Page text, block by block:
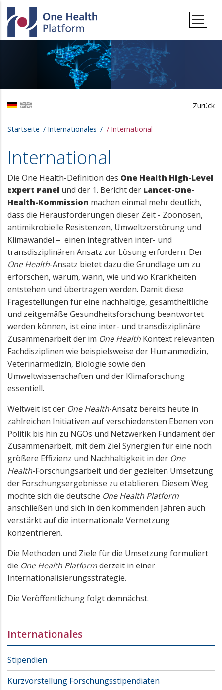
Direkt zum Inhalt
Zurück
Pfadnavigation
Startseite Internationales International
International
Die One Health-Definition des One Health High-Level
Expert Panel und der 1. Bericht der Lancet-One-
Health-Kommission machen einmal mehr deutlich,
dass die Herausforderungen dieser Zeit - Zoonosen,
antimikrobielle Resistenzen, Umweltzerstörung und
Klimawandel – einen integrativen inter- und
transdisziplinären Ansatz zur Lösung erfordern. Der
One Health-Ansatz bietet dazu die Grundlage um zu
erforschen, warum, wann, wie und wo Krankheiten
entstehen und übertragen werden. Damit diese
Fragestellungen für eine nachhaltige, gesamtheitliche
und zeitgemäße Gesundheitsforschung beantwortet
werden können, ist eine inter- und transdisziplinäre
Zusammenarbeit der im One Health Kontext relevanten
Fachdisziplinen wie beispielsweise der Humanmedizin,
Veterinärmedizin, Biologie sowie den
Umweltwissenschaften und der Klimaforschung
essentiell.
Weltweit ist der One Health-Ansatz bereits heute in
zahlreichen Initiativen auf verschiedensten Ebenen von
Politik bis hin zu NGOs und Netzwerken Fundament der
Zusammenarbeit, mit dem Ziel Synergien für eine noch
größere Effizienz und Nachhaltigkeit in der One
Health-Forschungsarbeit und der gezielten Umsetzung
der Forschungsergebnisse zu etablieren. Diesem Weg
möchte sich die deutsche One Health Platform
anschließen und sich in den kommenden Jahren auch
verstärkt auf die internationale Vernetzung
konzentrieren.
Die Methoden und Ziele für die Umsetzung formuliert
die One Health Platformderzeit in einer
Internationalisierungsstrategie.
Die Veröffentlichung folgt demnächst.
Internationales
Stipendien
Kurzvorstellung Forschungsstipendiaten